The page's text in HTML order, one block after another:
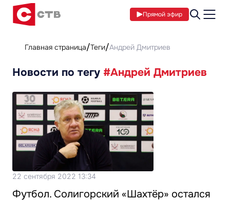
Прямой эфир
Главная страница Теги Андрей Дмитриев
Новости по тегу #Андрей Дмитриев
22 сентября 2022 13:34
Футбол. Солигорский «Шахтёр» остался